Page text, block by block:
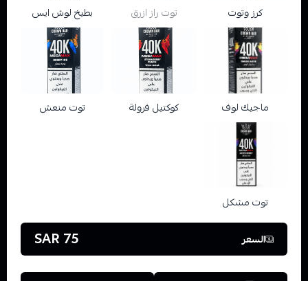
كرز وتوت توت راز ازرق بطيخ لوش ايس
ماجيك لوف كوكتيل فرولة توت منعش
توت مشكل
السعر 75 SAR